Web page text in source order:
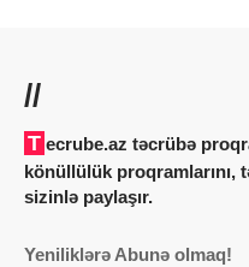
//
Tecrube.az təcrübə proqramlarını, pulsuz kursları,
könüllülük proqramlarını,
sizinlə paylaşır.
Yeniliklərə Abunə olmaq!